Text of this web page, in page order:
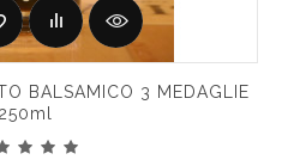
BALSAMICO 3 MEDAGLIE
250ml